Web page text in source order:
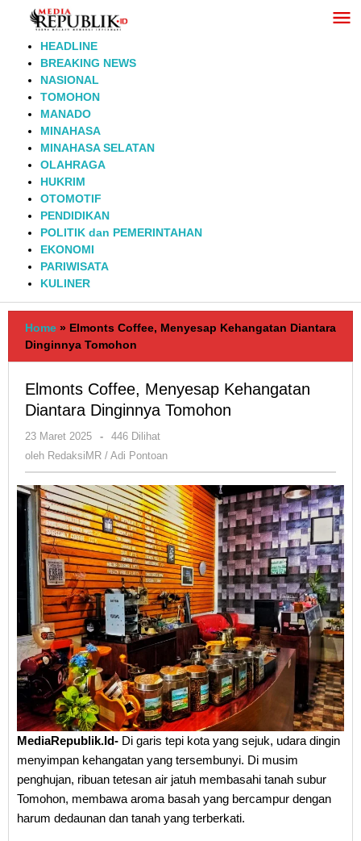
Lewati
HEADLINE
BREAKING NEWS
NASIONAL
TOMOHON
MANADO
MINAHASA
MINAHASA SELATAN
OLAHRAGA
HUKRIM
OTOMOTIF
PENDIDIKAN
POLITIK dan PEMERINTAHAN
EKONOMI
PARIWISATA
KULINER
Home » Elmonts Coffee, Menyesap Kehangatan Diantara
Dinginnya Tomohon
Elmonts Coffee, Menyesap Kehangatan
Diantara Dinginnya Tomohon
23 Maret 2025
oleh
RedaksiMR
Pontoan
-
446 Dilihat
oleh RedaksiMR / Adi Pontoan
MediaRepublik.Id- Di garis tepi kota yang sejuk, udara dingin
menyimpan kehangatan yang tersembunyi. Di musim
penghujan, ribuan tetesan air jatuh membasahi tanah subur
Tomohon, membawa aroma basah yang bercampur dengan
harum dedaunan dan tanah yang terberkati.